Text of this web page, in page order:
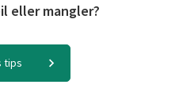
eller mangler?
tips